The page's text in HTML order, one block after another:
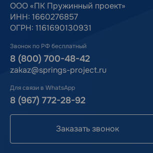
ООО «ПК Пружинный проект»
ИНН: 1660276857
ОГРН: 1161690130931
Звонок по РФ бесплатный
8 (800) 700-48-42
zakaz@springs-project.ru
Для связи в WhatsApp
8 (967) 772-28-92
Заказать звонок